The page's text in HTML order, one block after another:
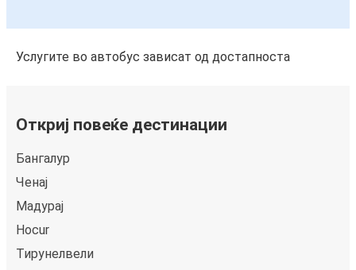
Услугите во автобус зависат од достапноста
Откриј повеќе дестинации
Бангалур
Чeнај
Мадурај
Hocur
Тирунелвели